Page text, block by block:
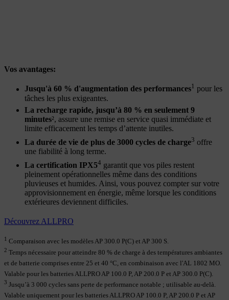
Vos avantages:
Jusqu'à 60 % d'augmentation des performances1 pour les
tâches les plus exigeantes.
La recharge rapide, jusqu’à 80 % en seulement 9
minutes², assure une remise en service quasi immédiate et
limite efficacement les temps d’attente inutiles.
La durée de vie de plus de 3000 cycles de charge3 offre
une fiabilité à long terme.
La certification IPX54 garantit que vos piles restent
pleinement opérationnelles même dans des conditions
pluvieuses et humides. Ainsi, vous pouvez compter sur votre
approvisionnement en énergie, même lorsque les conditions
extérieures deviennent difficiles.
Découvrez ALLPRO
1 Comparaison avec les modèles AP 300.0 P(C) et AP 300 S.
2 Temps nécessaire pour atteindre 80 % de charge à des températures ambiantes
et de batterie comprises entre 25 et 40 °C, en combinaison avec l'AL 1802 MO.
Valable pour les batteries ALLPRO AP 100.0 P, AP 200.0 P et AP 300.0 P(C).
3 Jusqu’à 3 000 cycles sans perte de performance notable ; utilisable au-delà.
Valable uniquement pour les batteries ALLPRO AP 100.0 P, AP 200.0 P et AP